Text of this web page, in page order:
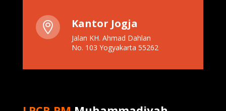
 Kantor Jogja
Jalan KH. Ahmad Dahlan
No. 103 Yogyakarta 55262